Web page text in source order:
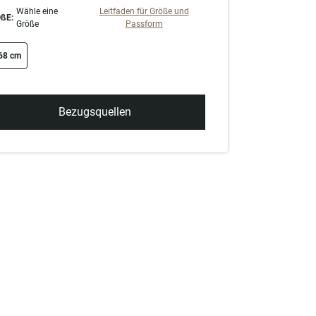
Wähle eine
Größe
Leitfaden für Größe und
Passform
swatch
cm
Bezugsquellen